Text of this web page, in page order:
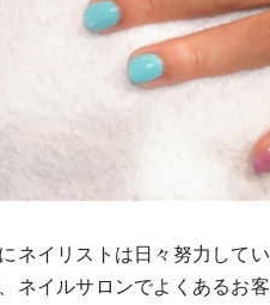
ネイリストは日々努力して
ネイルサロンでよくあるお